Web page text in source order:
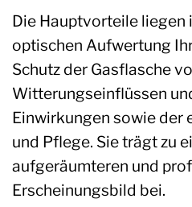
Die Hauptvorteile liegen
optischen Aufwertung
Schutz der Gasflasche
Witterungseinflüssen
Einwirkungen sowie der
und Pflege. Sie trägt zu
aufgeräumteren und
Erscheinungsbild bei.